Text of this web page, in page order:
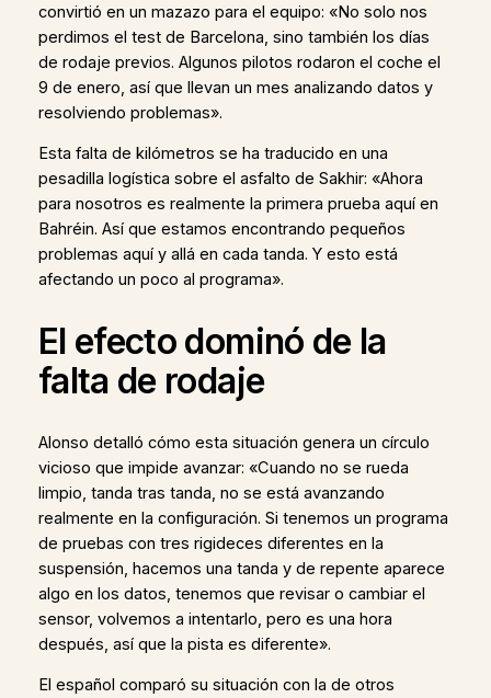
convirtió en un mazazo para el equipo: «No solo nos
perdimos el test de Barcelona, sino también los días
de rodaje previos. Algunos pilotos rodaron el coche el
9 de enero, así que llevan un mes analizando datos y
resolviendo problemas».
Esta falta de kilómetros se ha traducido en una
pesadilla logística sobre el asfalto de Sakhir: «Ahora
para nosotros es realmente la primera prueba aquí en
Bahréin. Así que estamos encontrando pequeños
problemas aquí y allá en cada tanda. Y esto está
afectando un poco al programa».
El efecto dominó de la
falta de rodaje
Alonso detalló cómo esta situación genera un círculo
vicioso que impide avanzar: «Cuando no se rueda
limpio, tanda tras tanda, no se está avanzando
realmente en la configuración. Si tenemos un programa
de pruebas con tres rigideces diferentes en la
suspensión, hacemos una tanda y de repente aparece
algo en los datos, tenemos que revisar o cambiar el
sensor, volvemos a intentarlo, pero es una hora
después, así que la pista es diferente».
El español comparó su situación con la de otros